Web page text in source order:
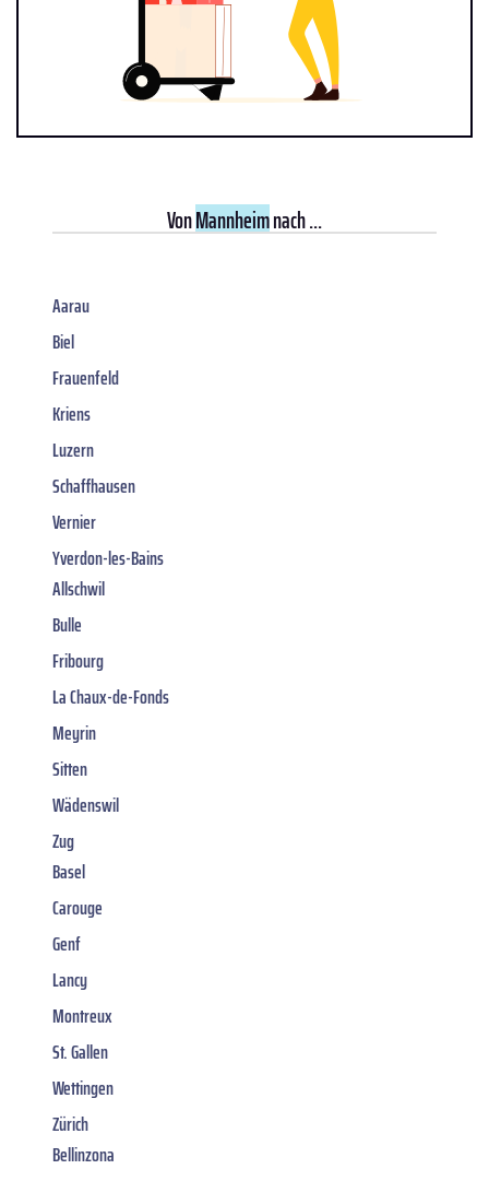
VonMannheimnach ...
Aarau
Biel
Frauenfeld
Kriens
Luzern
Schaffhausen
Vernier
Yverdon-les-Bains
Allschwil
Bulle
Fribourg
La Chaux-de-Fonds
Meyrin
Sitten
Wädenswil
Zug
Basel
Carouge
Genf
Lancy
Montreux
St. Gallen
Wettingen
Zürich
Bellinzona